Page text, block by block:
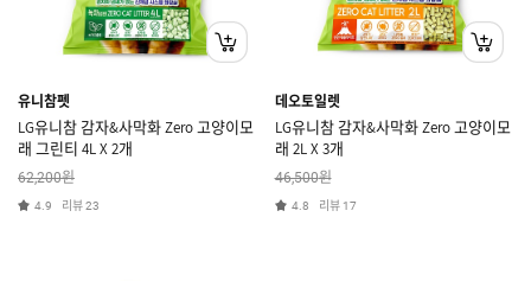
유니참펫
LG유니참 감자&사막화 Zero 고양이모
래 그린티 4L X 2개
62,200원
4.9 리뷰23
데오토일렛
LG유니참 감자&사막화 Zero 고양이모
래 2L X 3개
46,500원
4.8 리뷰 17